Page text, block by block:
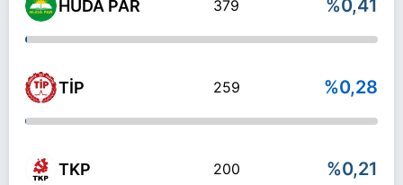
HÜDA PAR 379 %0,41
TİP 259 %0,28
TKP 200 %0,21